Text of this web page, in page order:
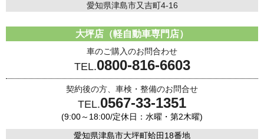
愛知県津島市又吉町4-16
大坪店（軽自動車専門店）
車のご購入のお問合わせ
TEL.0800-816-6603
契約後の方、車検・整備のお問合せ
TEL.0567-33-1351
(9:00～18:00/定休日：水曜・第2木曜)
愛知県津島市大坪町蛤田18番地